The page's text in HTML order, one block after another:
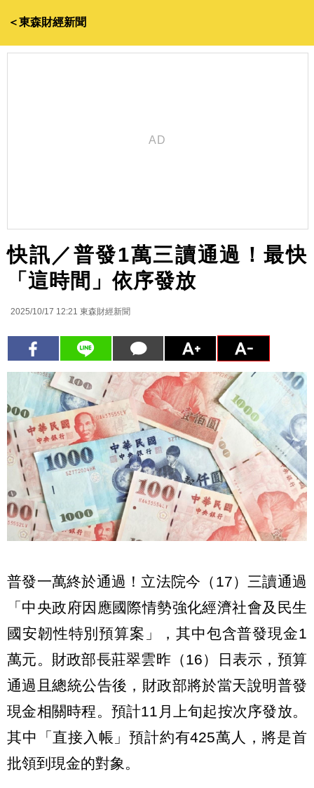
＜東森財經新聞
快訊／普發1萬三讀通過！最快
「這時間」依序發放
2025/10/17 12:21 東森財經新聞
普發一萬終於通過！立法院今（17）三讀通過
「中央政府因應國際情勢強化經濟社會及民生
國安韌性特別預算案」，其中包含普發現金1
萬元。財政部長莊翠雲昨（16）日表示，預算
通過且總統公告後，財政部將於當天說明普發
現金相關時程。預計11月上旬起按次序發放。
其中「直接入帳」預計約有425萬人，將是首
批領到現金的對象。